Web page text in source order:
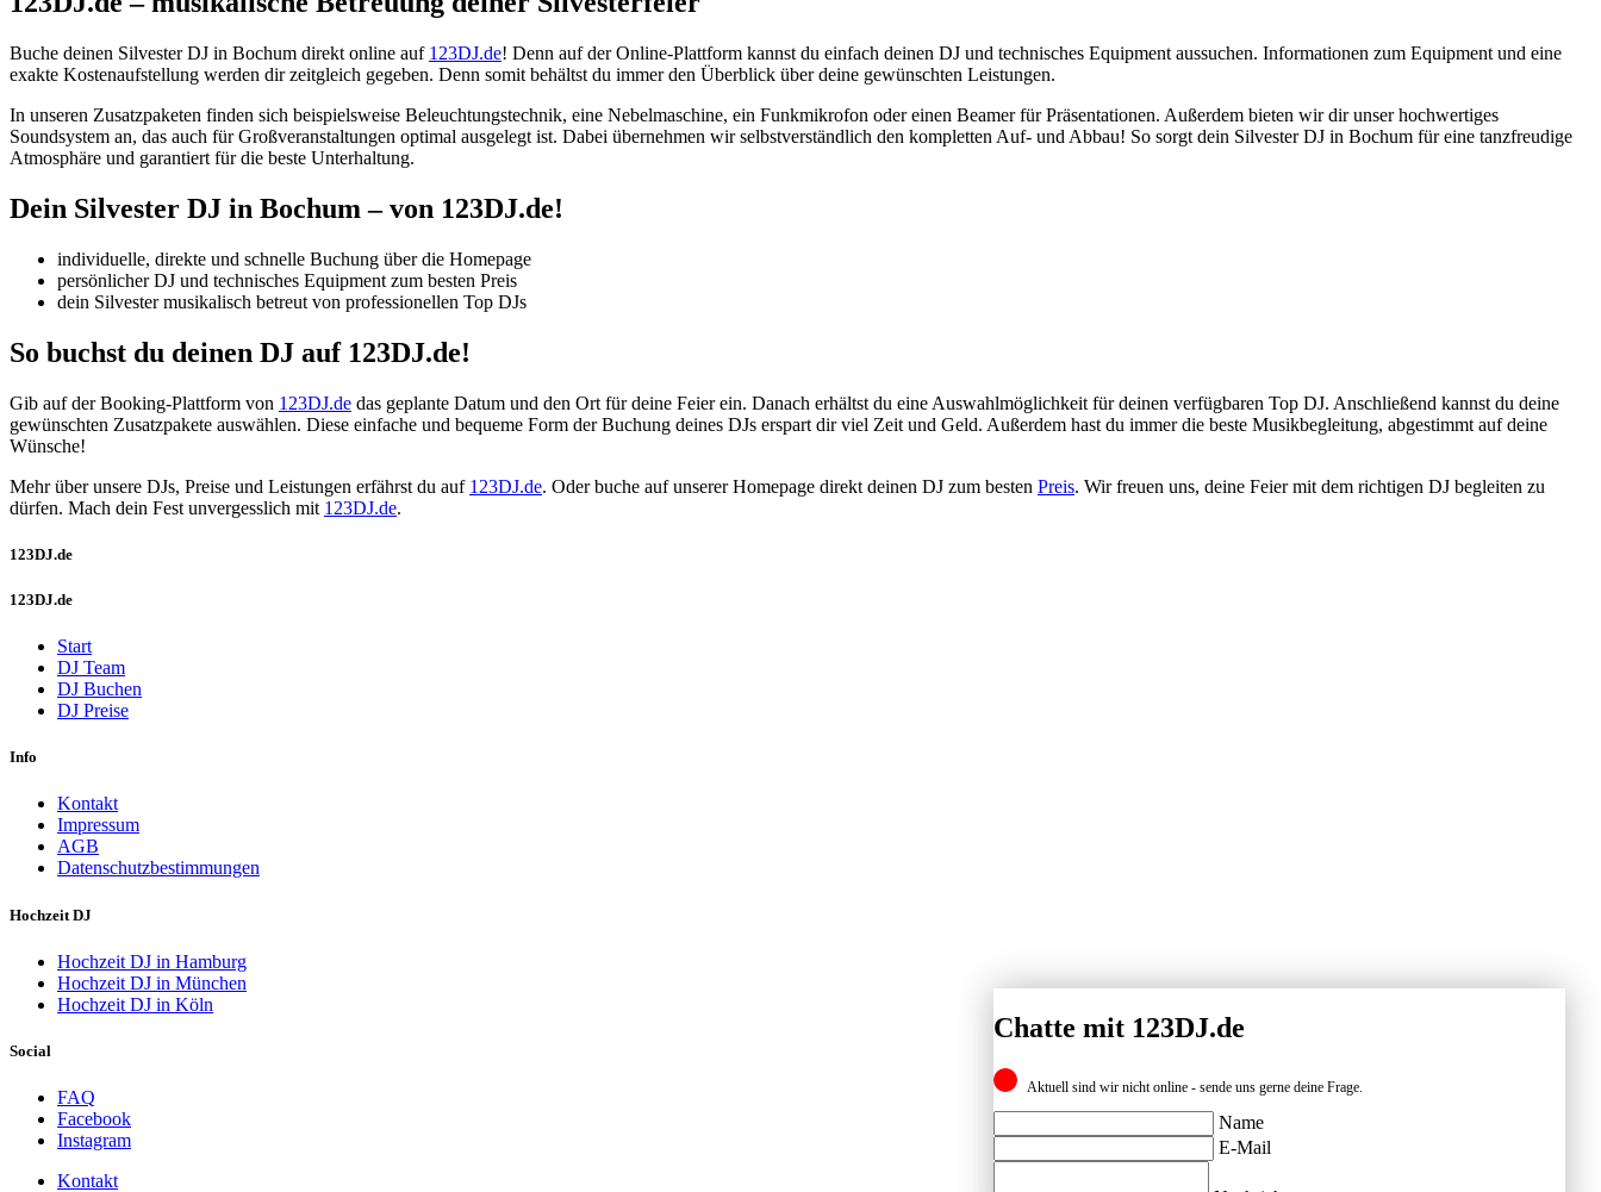
Buche deinen Silvester DJ in Bochum direkt online auf 123DJ.de! Denn auf der Online-Plattform kannst du einfach deinen DJ und technisches Equipment aussuchen. Informationen zum Equipment und eine
exakte Kostenaufstellung werden dir zeitgleich gegeben. Denn somit behältst du immer den Überblick über deine gewünschten Leistungen.
In unseren Zusatzpaketen finden sich beispielsweise Beleuchtungstechnik, eine Nebelmaschine, ein Funkmikrofon oder einen Beamer für Präsentationen. Außerdem bieten wir dir unser hochwertiges
Soundsystem an, das auch für Großveranstaltungen optimal ausgelegt ist. Dabei übernehmen wir selbstverständlich den kompletten Auf- und Abbau! So sorgt dein Silvester DJ in Bochum für eine tanzfreudige
Atmosphäre und garantiert für die beste Unterhaltung.
Dein Silvester DJ in Bochum – von 123DJ.de!
individuelle, direkte und schnelle Buchung über die Homepage
persönlicher DJ und technisches Equipment zum besten Preis
dein Silvester musikalisch betreut von professionellen Top DJs
So buchst du deinen DJ auf 123DJ.de!
Gib auf der Booking-Plattform von 123DJ.de das geplante Datum und den Ort für deine Feier ein. Danach erhältst du eine Auswahlmöglichkeit für deinen verfügbaren Top DJ. Anschließend kannst du deine
gewünschten Zusatzpakete auswählen. Diese einfache und bequeme Form der Buchung deines DJs erspart dir viel Zeit und Geld. Außerdem hast du immer die beste Musikbegleitung, abgestimmt auf deine
Wünsche!
Mehr über unsere DJs, Preise und Leistungen erfährst du auf 123DJ.de. Oder buche auf unserer Homepage direkt deinen DJ zum besten Preis. Wir freuen uns, deine Feier mit dem richtigen DJ begleiten zu
dürfen. Mach dein Fest unvergesslich mit 123DJ.de.
123DJ.de
123DJ.de
Start
DJ Team
DJ Buchen
DJ Preise
Info
Kontakt
Impressum
AGB
Datenschutzbestimmungen
Hochzeit DJ
Hochzeit DJ in Hamburg
Hochzeit DJ in München
Hochzeit DJ in Köln
Social
FAQ
Facebook
Instagram
Kontakt
Chatte mit 123DJ.de
Aktuell sind wir nicht online - sende uns gerne deine Frage.
Name
E-Mail